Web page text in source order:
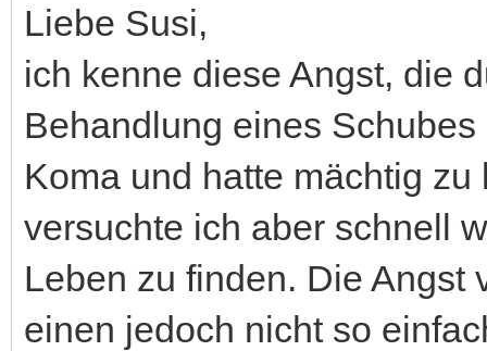
Liebe Susi,
ich kenne diese Angst, die
Behandlung eines
Koma und hatte mächtig
versuchte ich aber schnell
Leben zu finden. Die Angst
einen jedoch nicht so